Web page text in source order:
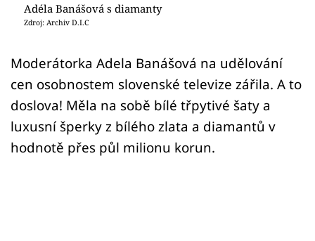
Přihlášení
Sledujte nás
Adéla Banášová s diamanty
Zdroj: Archiv D.I.C
Moderátorka Adela Banášová na udělování
cen osobnostem slovenské televize zářila. A to
doslova! Měla na sobě bílé třpytivé šaty a
luxusní šperky z bílého zlata a diamantů v
hodnotě přes půl milionu korun.